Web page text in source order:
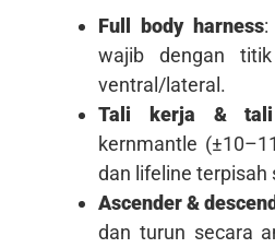
Full body harness:
wajib dengan
ventral/lateral.
Tali kerja & tali
kernmantle
dan lifeline terpisah
Ascender &
dan turun secara